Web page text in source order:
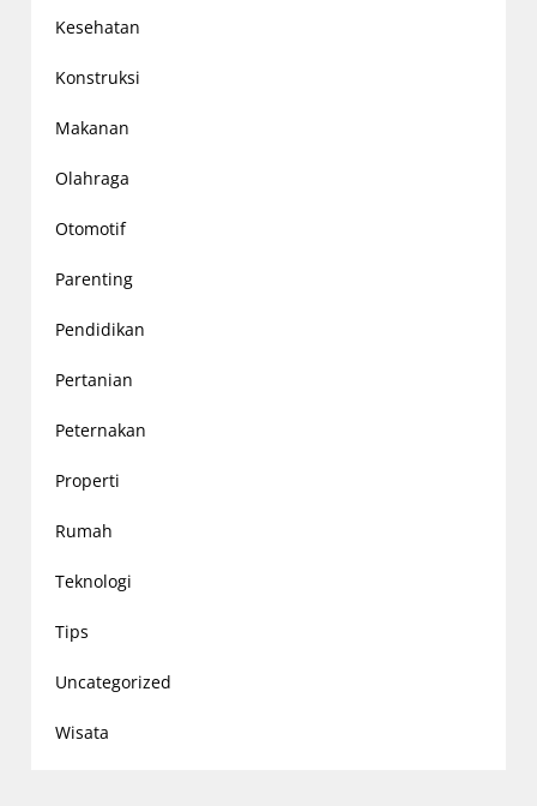
Kesehatan
Konstruksi
Makanan
Olahraga
Otomotif
Parenting
Pendidikan
Pertanian
Peternakan
Properti
Rumah
Teknologi
Tips
Uncategorized
Wisata